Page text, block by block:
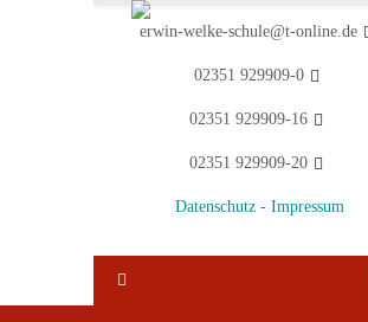
erwin-welke-schule@t-online.de
02351 929909-0
02351 929909-16
02351 929909-20
Datenschutz - Impressum